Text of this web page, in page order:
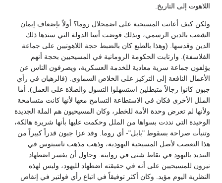
اللاهوت إلى التاريخ.
ولكن كيف أعانت المسيحية على اضمحلال روما؟ أولاً بإضعاف إيمان
الشعب بالدين الرسمي، وبذلك قوضت أسا الدولة التي سندها ذلك
الدين وقدسها. (وهذا بالطبع كان بالضبط حجة اللاهوتيين على جماعة
الفلاسفة). وارتابت الحكومة الرومانية في المسيحيين بحجة أنهم
يؤلفون جماعة سرية معادية للخدمة العسكرية، ويصرفون الناس عن
الأعمال النافعة إلى التركيز على الخلاص السماوي. (فالرهبان في رأي
جبون كانوا رجالاً متبطلين استسهلوا التسول والصلاة على العمل). أما
الملل الأخرى فكان في الاستطاعة التسامح معها لأنها كانت متسامحة
ولأنها لم تعرض وحدة الأمة للخطر، وكان المسيحيون هم الملة الجديدة
الوحيدة التي نددت بسواها من الملل وحكمت عليها بأنها شريرة هالكة،
وتنبأت صراحة بسقوط "بابل"- أي روما. وقد عزا جبون قدراً كبيراً من
هذا التعصب لأصل المسيحية اليهودية، وذهب مذهب تاسيتوس في
التنديد باليهود في نقاط شتى في روايته. وحاول أن يفسر اضطهاد
نيرون للمسيحيين على أنه في حقيقته اضطهاد لليهود، وليس لهذه
النظرية اليوم مؤيد. وكان أكثر توفيقاً في اتباع رأي فولتير في إنقاص